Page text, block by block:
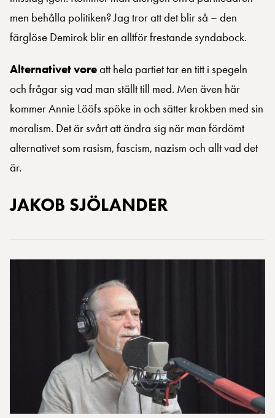
men behålla politiken? Jag tror att det blir så – den
färglöse Demirok blir en alltför frestande syndabock.
Alternativet voreatt hela partiet tar en titt i spegeln
och frågar sig vad man ställt till med. Men även här
kommer Annie Lööfs spöke in och sätter krokben med sin
moralism. Det är svårt att ändra sig när man fördömt
alternativet som rasism, fascism, nazism och allt vad det
är.
JAKOB SJÖLANDER